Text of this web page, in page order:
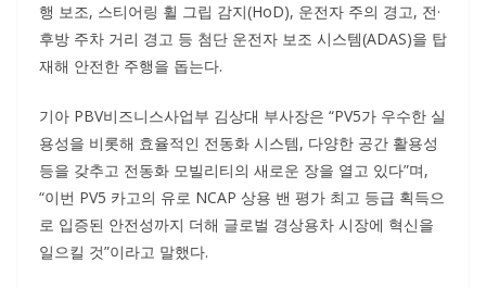
행 보조, 스티어링 휠 그립 감지(HoD), 운전자 주의 경고, 전·
후방 주차 거리 경고 등 첨단 운전자 보조 시스템(ADAS)을 탑
재해 안전한 주행을 돕는다.
기아 PBV비즈니스사업부 김상대 부사장은 “PV5가 우수한 실
용성을 비롯해 효율적인 전동화 시스템, 다양한 공간 활용성
등을 갖추고 전동화 모빌리티의 새로운 장을 열고 있다”며,
“이번 PV5 카고의 유로 NCAP 상용 밴 평가 최고 등급 획득으
로 입증된 안전성까지 더해 글로벌 경상용차 시장에 혁신을
일으킬 것”이라고 말했다.